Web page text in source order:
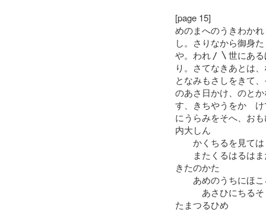
[page 15]
めのまへのうきわか
し。さりなから御身
や。われ〳〵世にあ
り。さてなきあとは
となみもさしをきて
のあさ日かけ、のと
す、きちやうをかゝ
にうらみをそへ、お
内大しん
かくちるを見ては
またくるはるはま
きたのかた
あめのうちにほこ
あさひにちるそ
たまつるひめ